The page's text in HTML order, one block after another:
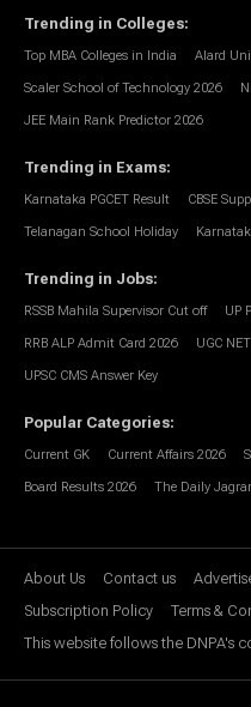
Trending in Colleges:
Top MBA Colleges in India Alard
Scaler School of Technology 2026
JEE Main Rank Predictor 2026
Trending in Exams:
Karnataka PGCET Result CBSE
Telanagan School Holiday
Trending in Jobs:
RSSB Mahila Supervisor Cut off UP
RRB ALP Admit Card 2026 UGC
UPSC CMS Answer Key
Popular Categories:
Current GK Current Affairs 2026
Board Results 2026 The Daily
About Us Contact us
Subscription Policy
Terms &
This website follows the DNPA's